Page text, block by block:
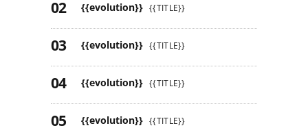
{{evolution}} {{TITLE}}
{{evolution}} {{TITLE}}
{{evolution}} {{TITLE}}
{{evolution}} {{TITLE}}